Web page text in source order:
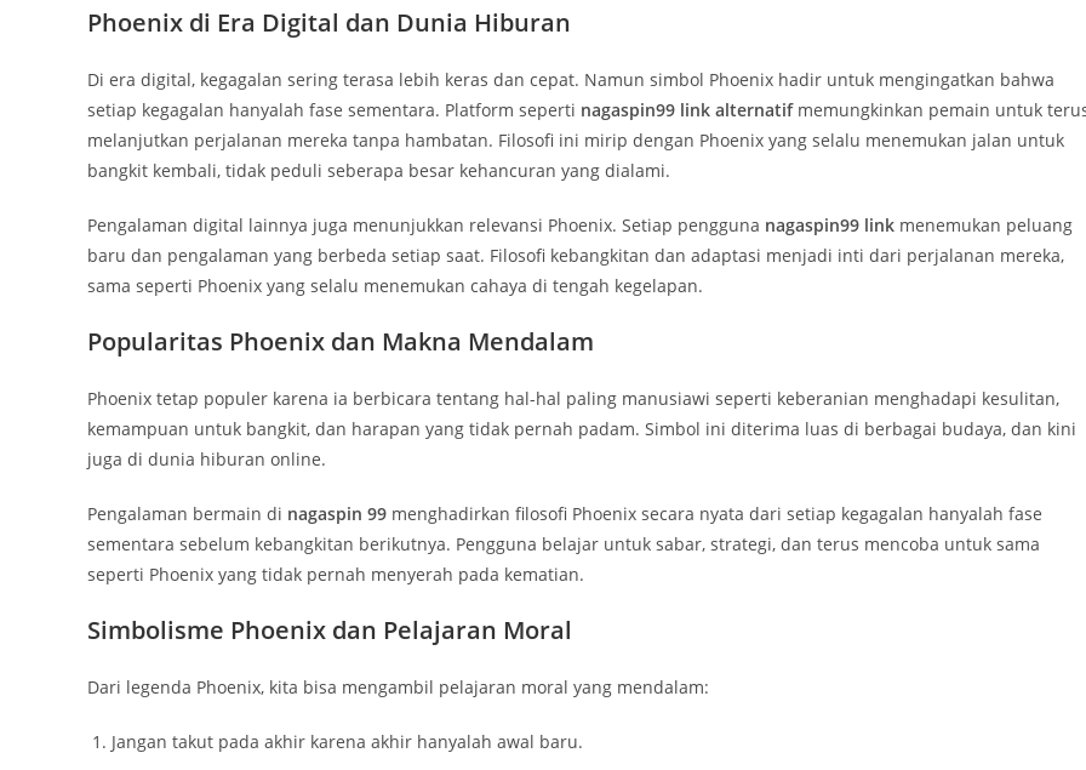
Phoenix di Era Digital dan Dunia Hiburan
Di era digital, kegagalan sering terasa lebih keras dan cepat. Namun simbol Phoenix hadir untuk mengingatkan bahwa
setiap kegagalan hanyalah fase sementara. Platform seperti nagaspin99 link alternatifmemungkinkan pemain untuk
melanjutkan perjalanan mereka tanpa hambatan. Filosofi ini mirip dengan Phoenix yang selalu menemukan jalan untuk
bangkit kembali, tidak peduli seberapa besar kehancuran yang dialami.
Pengalaman digital lainnya juga menunjukkan relevansi Phoenix. Setiap pengguna nagaspin99 link menemukan peluang
baru dan pengalaman yang berbeda setiap saat. Filosofi kebangkitan dan adaptasi menjadi inti dari perjalanan mereka,
sama seperti Phoenix yang selalu menemukan cahaya di tengah kegelapan.
Popularitas Phoenix dan Makna Mendalam
Phoenix tetap populer karena ia berbicara tentang hal-hal paling manusiawi seperti keberanian menghadapi kesulitan,
kemampuan untuk bangkit, dan harapan yang tidak pernah padam. Simbol ini diterima luas di berbagai budaya, dan kini
juga di dunia hiburan online.
Pengalaman bermain di nagaspin 99 menghadirkan filosofi Phoenix secara nyata dari setiap kegagalan hanyalah fase
sementara sebelum kebangkitan berikutnya. Pengguna belajar untuk sabar, strategi, dan terus mencoba untuk sama
seperti Phoenix yang tidak pernah menyerah pada kematian.
Simbolisme Phoenix dan Pelajaran Moral
Dari legenda Phoenix, kita bisa mengambil pelajaran moral yang mendalam:
Jangan takut pada akhir karena akhir hanyalah awal baru.